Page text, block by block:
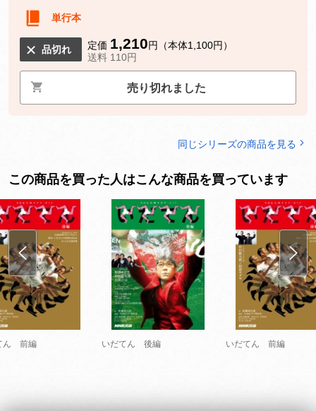
単行本
品切れ 定価 1,210円（本体1,100円）
送料 110円
売り切れました
同じシリーズの商品を見る
この商品を買った人はこんな商品を買っています
ん 前編 いだてん 後編 いだてん 前編